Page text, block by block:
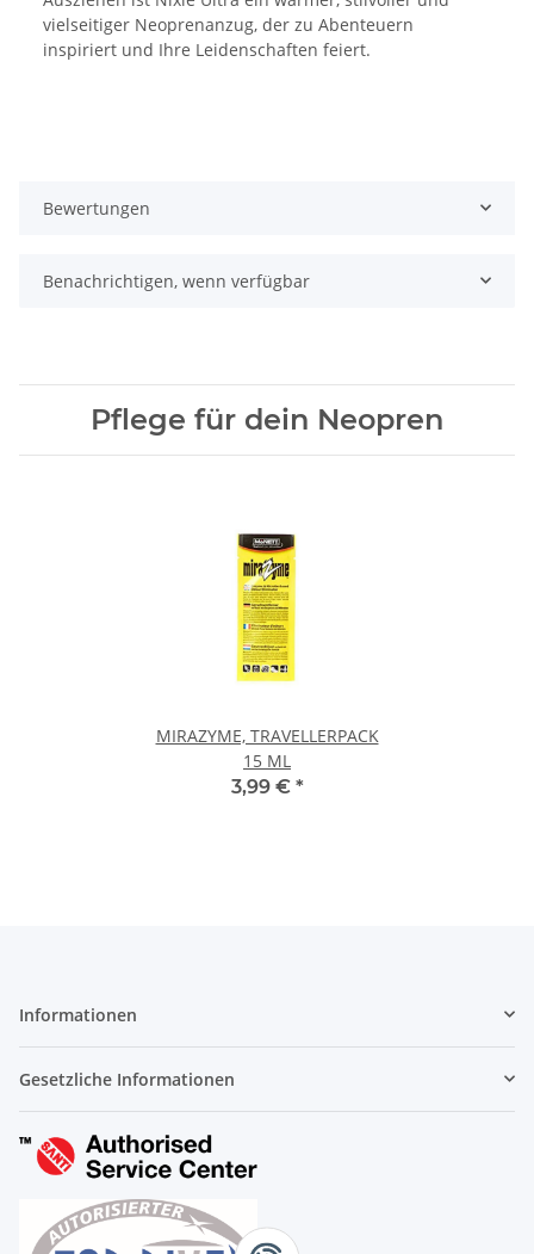
vielseitiger Neoprenanzug, der zu Abenteuern
inspiriert und Ihre Leidenschaften feiert.
Bewertungen
Benachrichtigen, wenn verfügbar
Pflege für dein Neopren
MIRAZYME, TRAVELLERPACK
15 ML
3,99 € *
Informationen
Gesetzliche Informationen